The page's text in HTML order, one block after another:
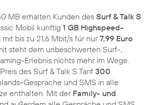
MB erhalten Kunden des Surf & Talk S
Mobil künftig 1 GB Highspeed-
mit bis zu 21,6 Mbit/s für nur7,99 Euro
steht dem unbeschwerten Surf-,
Erlebnis nichts mehr im Wege.
des Surf & Talk S Tarif 300
Gespräche und SMS in alle
enthalten. Mit derFamily- und